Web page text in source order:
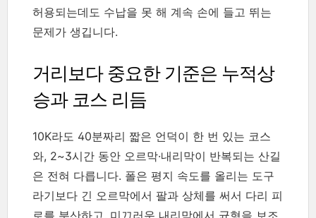
허용되는데도 수납을 못 해 계속 손에 들고 뛰는
문제가 생깁니다.
거리보다 중요한 기준은 누적상
승과 코스 리듬
10K라도 40분짜리 짧은 언덕이 한 번 있는 코스
와, 2~3시간 동안 오르막·내리막이 반복되는 산길
은 전혀 다릅니다. 폴은 평지 속도를 올리는 도구
라기보다 긴 오르막에서 팔과 상체를 써서 다리 피
로를 분산하고, 미끄러운 내리막에서 균형을 보조